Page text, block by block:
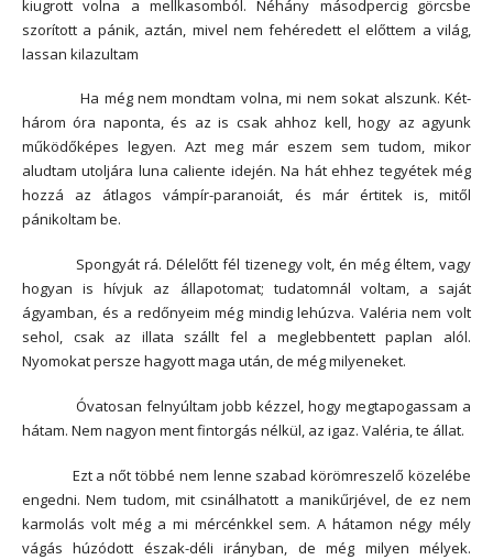
kiugrott volna a mellkasomból. Néhány másodpercig görcsbe
szorított a pánik, aztán, mivel nem fehéredett el előttem a világ,
lassan kilazultam
Ha még nem mondtam volna, mi nem sokat alszunk. Két-
három óra naponta, és az is csak ahhoz kell, hogy az agyunk
működőképes legyen. Azt meg már eszem sem tudom, mikor
aludtam utoljára luna caliente idején. Na hát ehhez tegyétek még
hozzá az átlagos vámpír-paranoiát, és már értitek is, mitől
pánikoltam be.
Spongyát rá. Délelőtt fél tizenegy volt, én még éltem, vagy
hogyan is hívjuk az állapotomat; tudatomnál voltam, a saját
ágyamban, és a redőnyeim még mindig lehúzva. Valéria nem volt
sehol, csak az illata szállt fel a meglebbentett paplan alól.
Nyomokat persze hagyott maga után, de még milyeneket.
Óvatosan felnyúltam jobb kézzel, hogy megtapogassam a
hátam. Nem nagyon ment fintorgás nélkül, az igaz. Valéria, te állat.
Ezt a nőt többé nem lenne szabad körömreszelő közelébe
engedni. Nem tudom, mit csinálhatott a manikűrjével, de ez nem
karmolás volt még a mi mércénkkel sem. A hátamon négy mély
vágás húzódott észak-déli irányban, de még milyen mélyek.